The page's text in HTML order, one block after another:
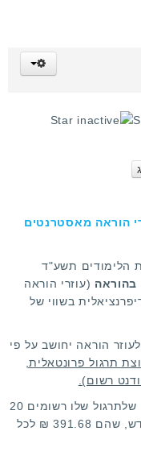
הוראה מאסטרנטים
החל משנת הלימודים תשע"ד
בהוראה (עוזרי הוראה
בשווי של
הוראה יחושב על פי
תרגול פרונטאלית,
לדוגמה: עוזר הוראה מאסטרנט פרונטאלי שלתרגול שלו רשומים 20
תלמידים, יקבל תוספת של 65.28 ₪ לחודש, שהם 391.68 ₪ לכל